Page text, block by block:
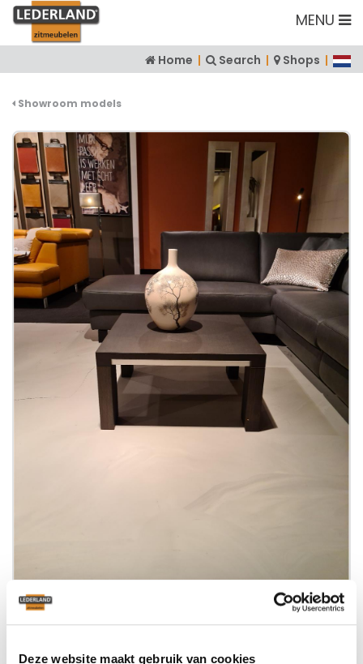
Deze website maakt gebruik van cookies
MENU
Home | Search | Shops |
Showroom models
This model is found in